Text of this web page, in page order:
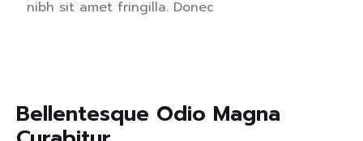
nibh sit amet fringilla. Donec
Bellentesque Odio Magna